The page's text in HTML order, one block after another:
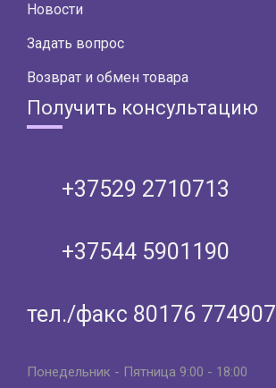
Новости
Задать вопрос
Возврат и обмен товара
Получить консультацию
+37529 2710713
+37544 5901190
тел./факс 80176 774907
Понедельник - Пятница 9:00 - 18:00